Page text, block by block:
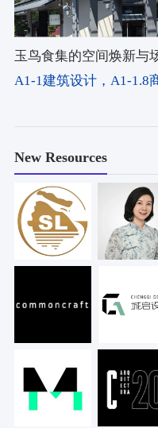
玉鸟食集的空间焕新与
钟工作室
A1-1建筑设计，A1-1.8
New Resources